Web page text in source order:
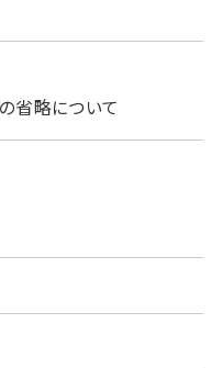
省略について